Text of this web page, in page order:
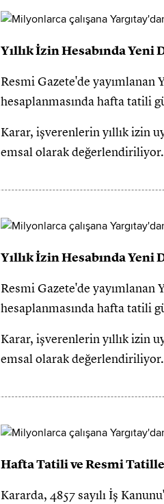
Yıllık İzin Hesabında Yeni
Resmi Gazete'de yayımlanan
hesaplanmasında hafta tatili
Karar, işverenlerin yıllık izin
emsal olarak değerlendiriliyor.
Yıllık İzin Hesabında Yeni
Resmi Gazete'de yayımlanan
hesaplanmasında hafta tatili
Karar, işverenlerin yıllık izin
emsal olarak değerlendiriliyor.
Hafta Tatili ve Resmi
Kararda, 4857 sayılı İş